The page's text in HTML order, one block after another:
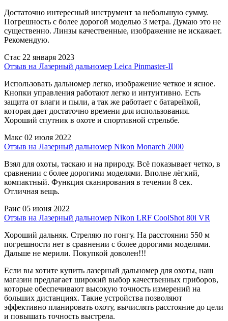
Достаточно интересный инструмент за небольшую сумму.
Погрешность с более дорогой моделью 3 метра. Думаю это не
существенно. Линзы качественные, изображение не искажает.
Рекомендую.
Стас 22 января 2023
Отзыв на Лазерный дальномер Leica Pinmaster-II
Использовать дальномер легко, изображение четкое и ясное.
Кнопки управления работают легко и интуитивно. Есть
защита от влаги и пыли, а так же работает с батарейкой,
которая дает достаточно времени для использования.
Хороший спутник в охоте и спортивной стрельбе.
Макс 02 июля 2022
Отзыв на Лазерный дальномер Nikon Monarch 2000
Взял для охоты, таскаю и на природу. Всё показывает четко, в
сравнении с более дорогими моделями. Вполне лёгкий,
компактный. Функция сканирования в течении 8 сек.
Отличная вещь.
Раис 05 июня 2022
Отзыв на Лазерный дальномер Nikon LRF CoolShot 80i VR
Хороший дальняк. Стреляю по гонгу. На расстоянии 550 м
погрешности нет в сравнении с более дорогими моделями.
Дальше не мерили. Покупкой доволен!!!
Если вы хотите купить лазерный дальномер для охоты, наш
магазин предлагает широкий выбор качественных приборов,
которые обеспечивают высокую точность измерений на
больших дистанциях. Такие устройства позволяют
эффективно планировать охоту, вычислять расстояние до цели
и повышать точность выстрела.